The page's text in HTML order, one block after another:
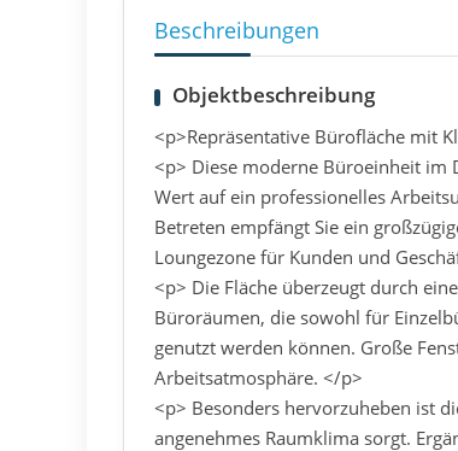
Beschreibungen
Objektbeschreibung
<p>Repräsentative Bürofläche mit
<p> Diese moderne Büroeinheit im
Wert auf ein professionelles
Betreten empfängt Sie ein
Loungezone für Kunden und
<p> Die Fläche überzeugt durch
Büroräumen, die sowohl für
genutzt werden können. Große
Arbeitsatmosphäre. </p>
<p> Besonders hervorzuheben ist
angenehmes Raumklima sorgt.